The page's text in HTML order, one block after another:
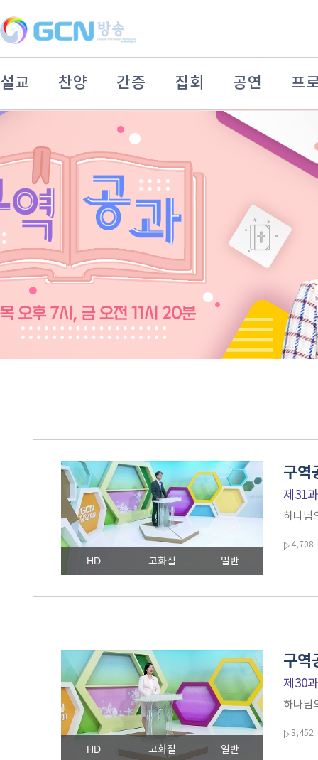
설교 찬양 간증 집회 공연 프
HD 고화질 일반
구역
제31
하나님
4,708
HD 고화질 일반
구역
제30
하나님
3,452